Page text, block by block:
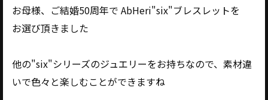
お母様、ご結婚50周年で AbHeri"six"ブレスレットを
お選び頂きました
他の"six"シリーズのジュエリーをお持ちなので、素材違
いで色々と楽しむことができますね